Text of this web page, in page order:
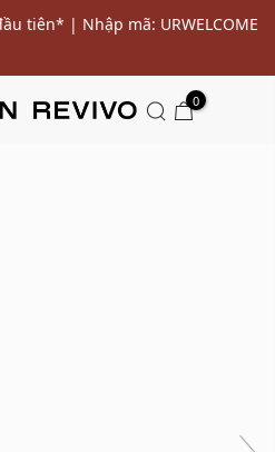
tiên* | Nhập mã: URWELCOME
0